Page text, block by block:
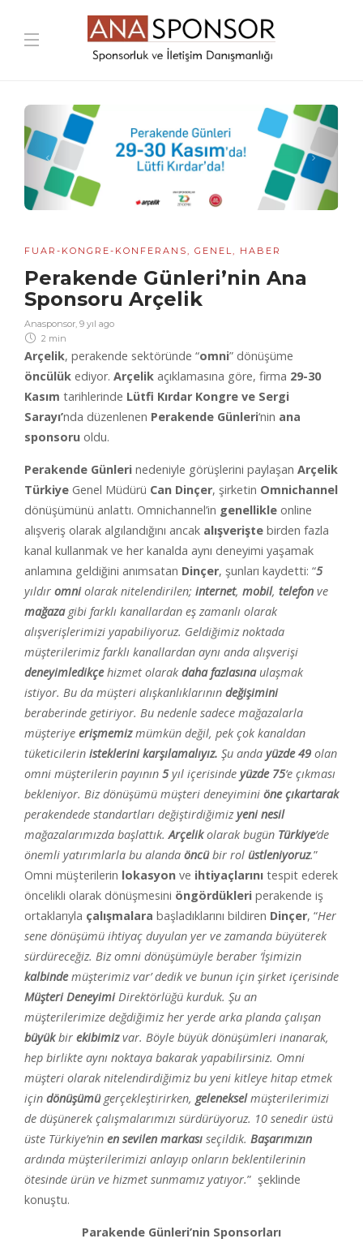
FUAR-KONGRE-KONFERANS, GENEL, HABER
Perakende Günleri’nin Ana
Sponsoru Arçelik
Anasponsor, 9 yıl ago
2 min
Arçelik, perakende sektöründe “omni” dönüşüme
öncülük ediyor. Arçelik açıklamasına göre, firma 29-30
Kasım tarihlerinde Lütfi Kırdar Kongre ve Sergi
Sarayı’nda düzenlenen Perakende Günleri‘nin ana
sponsoru oldu.
Perakende Günleri nedeniyle görüşlerini paylaşan Arçelik
Türkiye Genel Müdürü Can Dinçer, şirketin Omnichannel
dönüşümünü anlattı. Omnichannel’in genellikle online
alışveriş olarak algılandığını ancak alışverişte birden fazla
kanal kullanmak ve her kanalda aynı deneyimi yaşamak
anlamına geldiğini anımsatan Dinçer, şunları kaydetti: “5
yıldır omniolarak nitelendirilen; internet, mobil, telefon ve
mağazagibi farklı kanallardan eş zamanlı olarak
alışverişlerimizi yapabiliyoruz. Geldiğimiz noktada
müşterilerimiz farklı kanallardan aynı anda alışverişi
deneyimledikçehizmet olarak daha fazlasınaulaşmak
istiyor. Bu da müşteri alışkanlıklarının değişimini
beraberinde getiriyor. Bu nedenle sadece mağazalarla
müşteriye erişmemizmümkün değil, pek çok kanaldan
tüketicilerin isteklerini karşılamalıyız. Şu anda yüzde 49 olan
omni müşterilerin payının 5yıl içerisinde yüzde 75‘e çıkması
bekleniyor. Biz dönüşümü müşteri deneyimini öne çıkartarak
perakendede standartları değiştirdiğimizyeni nesil
mağazalarımızda başlattık.Arçelikolarak bugün Türkiye’de
önemli yatırımlarla bu alanda öncübir rol üstleniyoruz.”
Omni müşterilerin lokasyon ve ihtiyaçlarını tespit ederek
öncelikli olarak dönüşmesini öngördükleri perakende iş
ortaklarıyla çalışmalara başladıklarını bildiren Dinçer, “Her
sene dönüşümü ihtiyaç duyulan yer ve zamanda büyüterek
sürdüreceğiz. Biz omni dönüşümüyle beraber ‘İşimizin
kalbindemüşterimiz var’ dedik ve bunun için şirket içerisinde
Müşteri DeneyimiDirektörlüğü kurduk. Şu an
müşterilerimize değdiğimiz her yerde arka planda çalışan
büyükbir ekibimizvar. Böyle büyük dönüşümleri inanarak,
hep birlikte aynı noktaya bakarak yapabilirsiniz. Omni
müşteri olarak nitelendirdiğimiz bu yeni kitleye hitap etmek
için dönüşümügerçekleştirirken, gelenekselmüşterilerimizi
de düşünerek çalışmalarımızı sürdürüyoruz. 10 senedir üstü
üste Türkiye’nin en sevilen markası seçildik. Başarımızın
ardında müşterilerimizi anlayıp onların beklentilerinin
ötesinde ürün ve hizmet sunmamız yatıyor.” şeklinde
konuştu.
Parakende Günleri’nin Sponsorları